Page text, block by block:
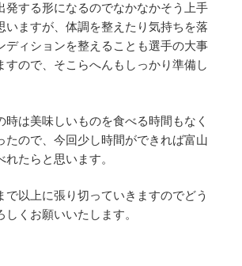
発する形になるのでなかなかそう上手
いますが、体調を整えたり気持ちを落
ディションを整えることも選手の大事
すので、そこらへんもしっかり準備し
時は美味しいものを食べる時間もなく
たので、今回少し時間ができれば富山
たらと思います。
で以上に張り切っていきますのでどう
くお願いいたします。